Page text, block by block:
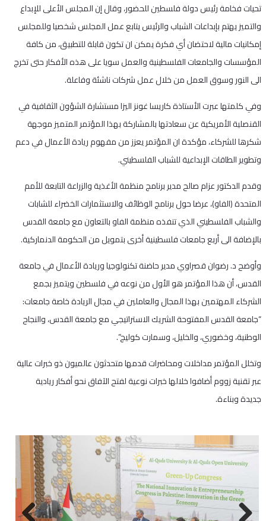
تحيات فخامة رئيس دولة فلسطين للحضور، وقال إن المجلس الأعلى للإبداع
والتميز يهتم بإبداعات الشباب والرئيس يتابع عمل المجلس شخصيا وللمجلس
إمكانيات مالية لاحتضان أي فكرة يمكن ان تكون قابلة للتطبيق، من كافة
المؤسسات والجامعات الفلسطينية والعمل سويا على هذه الأفكار حتى تخرج
الى النور وسوق العمل من خلال عمل شركات ناشئة وفاعلة.
وفي كلمتها عبرت الأستاذة كاريسا غونز اليزا مستشارة الشؤون الثقافية في
القنصلية الأمريكية عن سعادتها بالمشاركة بهذا المؤتمر المتميز موجهة
شكرها للشركاء، مؤكدة ان المؤتمر يعزز من مفهوم ريادة الأعمال في دعم
وتطوير الطاقات الإبداعية للشباب الفلسطيني.
وقدم الدكتور عزام صالح مدير برنامج منظمة الأغذية والزراعة التابعة للأمم
المتحدة (الفاو)، عرضا حول برنامج الوظائف والاستثمارات الخضراء للشابات
والشباب الفلسطيني الذي تنفذه منظمة الفاو بالتعاون مع جامعة القدس
بالإضافة الى أربع جامعات فلسطينية أخرى بتمويل من الحكومة الدنماركية.
وأوضح د. رضوان قصراوي مدير حاضنة تكنولوجيا وريادة الأعمال في جامعة
القدس، أن هذا المؤتمر هو الأول من نوعه في فلسطين ويتميز بجمع
الشركاء المهتمين بهذا المجال والعاملين في مجال الريادة خاصة جامعات:
“جامعة القدس المفتوحة الشريك الاستراتيجي مع جامعة القدس، والنجاح
الوطنية، وخضوري، والخليل، وسمارت كوليج”.
وتخلل المؤتمر مداخلات ومحاضرات قدمها متحدثون عالميون ذو خبرات عالية
عبر تقنية زووم أضافوا خلالها خبرات نوعية لفتح الآفاق نحو أفكار ريادية
جديدة وبناءة.